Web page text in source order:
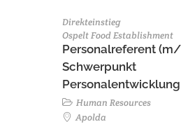
Direkteinstieg
Ospelt Food Establishment
Personalreferent
Schwerpunkt
Human Resources
Apolda